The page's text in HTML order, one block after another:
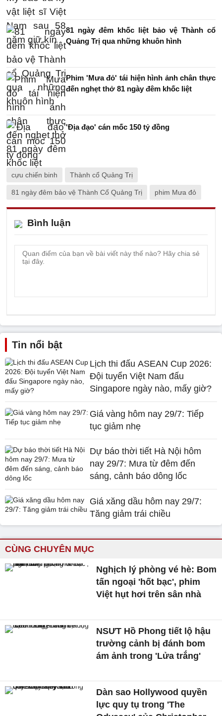
81 ngày đêm khốc liệt bảo vệ Thành cổ
Quảng Trị qua những khuôn hình
Phim 'Mưa đỏ' tái hiện hình ảnh chân thực
đến nghẹt thở 81 ngày đêm khốc liệt
'Địa đạo' cán mốc 150 tỷ đồng
cựu chiến binh Thành cổ Quảng Trị
81 ngày đêm bảo vệ Thành Cổ Quảng Trị phim Mưa đỏ
Bình luận
Tin nổi bật
Lịch thi đấu ASEAN Cup 2026:
Đội tuyển Việt Nam đấu
Singapore ngày nào, mấy giờ?
Giá vàng hôm nay 29/7: Tiếp
tục giảm nhẹ
Dự báo thời tiết Hà Nội hôm
nay 29/7: Mưa từ đêm đến
sáng, cảnh báo dông lốc
Giá xăng dầu hôm nay 29/7:
Tăng giảm trái chiều
CÙNG CHUYÊN MỤC
Nghịch lý phòng vé hè: Bom
tấn ngoại 'hốt bạc', phim
Việt hụt hơi trên sân nhà
NSƯT Hồ Phong tiết lộ hậu
trường cảnh bị đánh bom
ám ảnh trong 'Lửa trắng'
Dàn sao Hollywood quyền
lực quy tụ trong 'The